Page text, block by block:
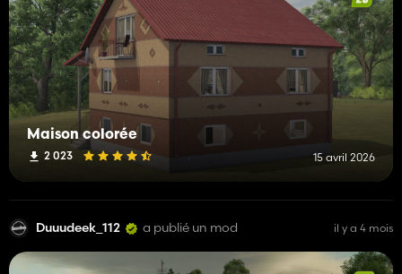
Maison colorée
2 023 15 avril 2026
Duuudeek_112 a publié un mod il y a 4 mois